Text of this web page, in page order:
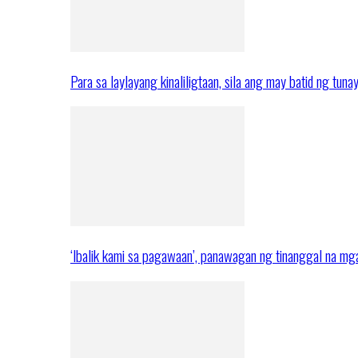
Para sa laylayang kinaliligtaan, sila ang may batid ng
‘Ibalik kami sa pagawaan’, panawagan ng tinanggal na